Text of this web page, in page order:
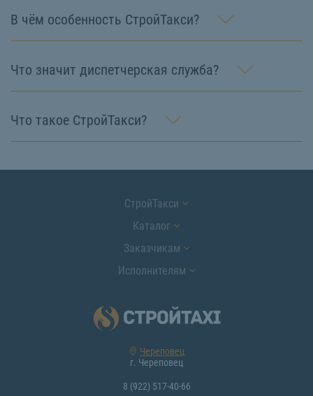
В чём особенность СтройТакси?
Что значит диспетчерская служба?
Что такое СтройТакси?
СтройТакси
Каталог
Заказчикам
Исполнителям
Череповец
г. Череповец
8 (922) 517-40-66